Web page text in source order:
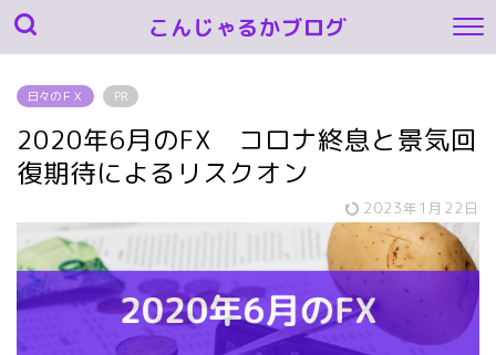
こんじゃるかブログ
日々のＦＸ PR
2020年6月のFX コロナ終息と景気回
復期待によるリスクオン
2023年1月22日